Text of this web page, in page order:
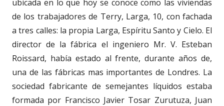
ubicada en lo que hoy se conoce como las viviendas
de los trabajadores de Terry, Larga, 10, con fachada
a tres calles: la propia Larga, Espíritu Santo y Cielo. El
director de la fábrica el ingeniero Mr. V. Esteban
Roissard, había estado al frente, durante años de,
una de las fábricas mas importantes de Londres. La
sociedad fabricante de semejantes líquidos estaba
formada por Francisco Javier Tosar Zurutuza, Juan